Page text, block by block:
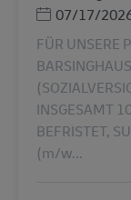
Posted Date
07/17/
FÜR UNSERE
INSGESAMT
BEFRISTET,
(m/w...